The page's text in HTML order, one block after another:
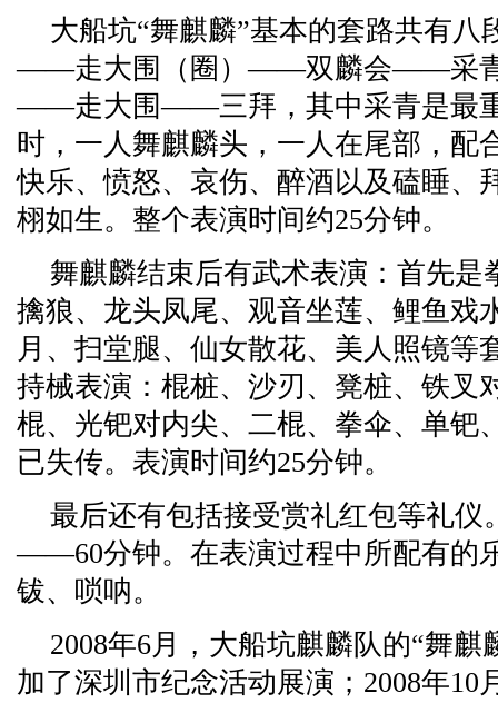
大船坑“舞麒麟”基本的套路共有八
——走大围（圈）——双麟会——采
——走大围——三拜，其中采青是最
时，一人舞麒麟头，一人在尾部，配
快乐、愤怒、哀伤、醉酒以及磕睡、
栩如生。整个表演时间约25分钟。
舞麒麟结束后有武术表演：首先是
擒狼、龙头凤尾、观音坐莲、鲤鱼戏
月、扫堂腿、仙女散花、美人照镜等
持械表演：棍桩、沙刃、凳桩、铁叉
棍、光钯对内尖、二棍、拳伞、单钯
已失传。表演时间约25分钟。
最后还有包括接受赏礼红包等礼仪
——60分钟。在表演过程中所配有的
钹、唢呐。
2008年6月，大船坑麒麟队的“舞麒
加了深圳市纪念活动展演；2008年10